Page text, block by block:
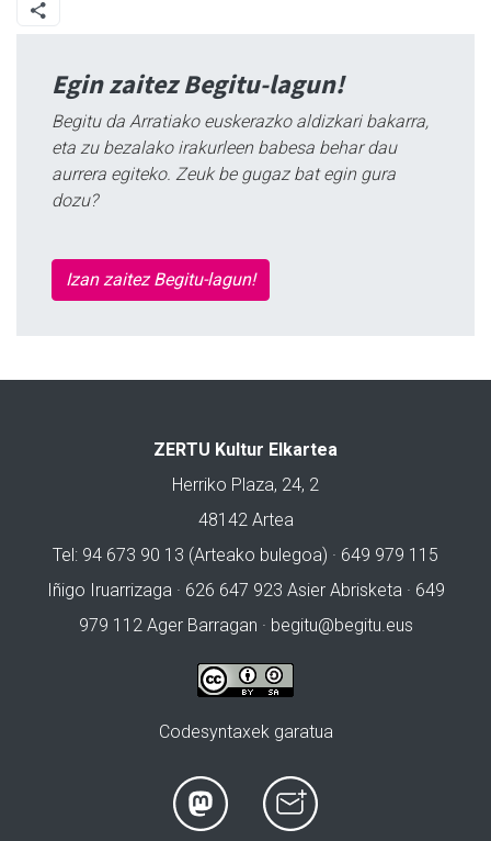
Egin zaitez Begitu-lagun!
Begitu da Arratiako euskerazko aldizkari bakarra,
eta zu bezalako irakurleen babesa behar dau
aurrera egiteko. Zeuk be gugaz bat egin gura
dozu?
Izan zaitez Begitu-lagun!
ZERTU Kultur Elkartea
Herriko Plaza, 24, 2
48142 Artea
Tel: 94 673 90 13 (Arteako bulegoa) · 649 979 115
Iñigo Iruarrizaga · 626 647 923 Asier Abrisketa · 649
979 112 Ager Barragan · begitu@begitu.eus
Codesyntaxek garatua